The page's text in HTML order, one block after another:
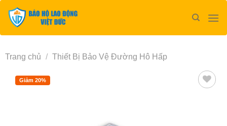
qua
Trang chủ / Thiết Bị Bảo Vệ Đường Hô Hấp
Giảm 20%